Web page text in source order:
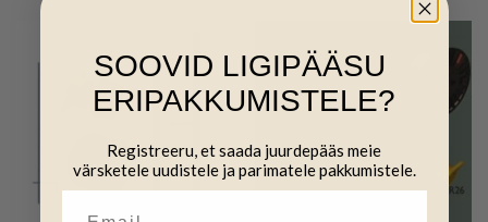
SOOVID LIGIPÄÄSU
ERIPAKKUMISTELE?
Registreeru, et saada juurdepääs meie
värsketele uudistele ja parimatele pakkumistele.